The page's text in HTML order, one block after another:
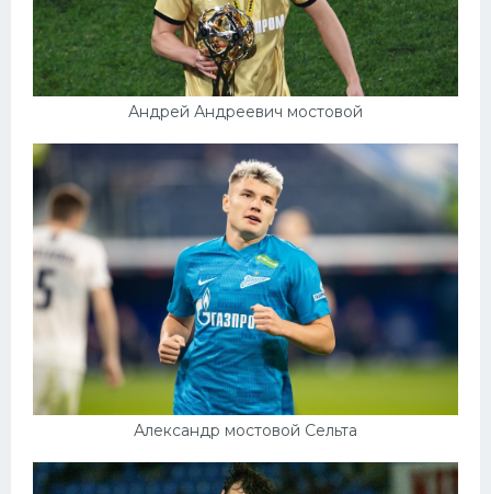
Андрей Андреевич мостовой
Александр мостовой Сельта